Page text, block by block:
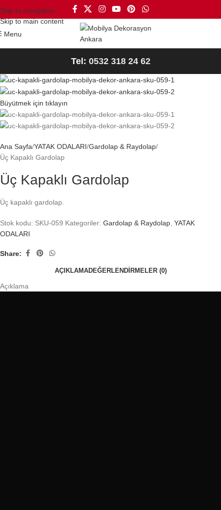
Skip to navigation
Skip to main content
Menu
Tel: 0532 318 24 62
Büyütmek için tıklayın
Ana Sayfa YATAK ODALARI Gardolap & Raydolap
Üç Kapaklı Gardolap
Üç Kapaklı Gardolap
Üç kapaklı gardolap.
Stok kodu: SKU-059 Kategoriler: Gardolap & Raydolap, YATAK
ODALARI
Share:
AÇIKLAMADEĞERLENDIRMELER (0)
Açıklama